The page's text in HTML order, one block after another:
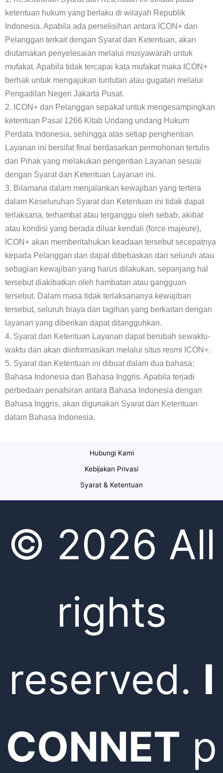
ketentuan hukum yang berlaku di wilayah Republik
Indonesia. Apabila ada perselisihan antara ICON+ dan
Pelanggan terkait dengan Syarat dan Ketentuan, akan
diutamakan penyelesaian melalui musyawarah untuk
mufakat. Apabila tidak tercapai kata mufakat maka ICON+
berhak untuk mengajukan tuntutan atau gugatan melalui
Pengadilan Negeri Jakarta Pusat.
2. ICON+ dan Pelanggan sepakat untuk mengesampingkan
ketentuan Pasal 1266 Kitab Undang undang Hukum
Perdata Indonesia, sehingga atas setiap penghentian
Layanan ini bersifat final berdasarkan permohonan tertulis
dari Pihak yang melakukan pengentian Layanan sesuai
dengan Syarat dan Ketentuan Layanan ini.
3. Bilamana dalam menjalankan kewajiban yang tertera
dalam Keseluruhan Syarat dan Ketentuan ini tidak dapat
terlaksana, terhambat atau terganggu oleh sebab, akibat
atau kondisi yang berada diluar kendali (force majeure),
ICON+ akan memberitahukan keadaan tersebut secepatnya
kepada Pelanggan dan dapat dibebaskan dari seluruh atau
sebagian kewajiban yang harus dilakukan, sepanjang hal
tersebut diakibatkan oleh hambatan atau gangguan
tersebut. Dalam masa tidak terlaksananya kewajiban
tersebut, seluruh biaya dan tagihan yang berkaitan dengan
layanan yang diberikan dapat ditangguhkan.
4. Syarat dan Ketentuan Layanan dapat berubah sewaktu-
waktu dan akan diinformasikan melalui situs resmi ICON+.
5. Syarat dan Ketentuan ini dibuat dalam dua bahasa:
Bahasa Indonesia dan Bahasa Inggris. Apabila terjadi
perbedaan penafsiran antara Bahasa Indonesia dengan
Bahasa Inggris, akan digunakan Syarat dan Ketentuan
dalam Bahasa Indonesia.
Hubungi Kami
Kebijakan Privasi
Syarat & Ketentuan
© 2026 All
rights
reserved. I
CONNET p